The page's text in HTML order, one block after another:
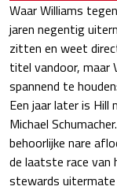
Waar Williams
jaren negentig
zitten en weet
titel vandoor, maar
spannend te
Een jaar later is Hill
Michael
behoorlijke nare
de laatste race van
stewards